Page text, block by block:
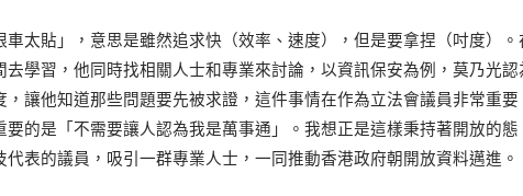
太貼」，意思是雖然追求快（效率、速度），但是要拿捏（吋度）。
學習，他同時找相關人士和專業來討論，以資訊保安為例，莫乃光認
讓他知道那些問題要先被求證，這件事情在作為立法會議員非常重要
的是「不需要讓人認為我是萬事通」。我想正是這樣秉持著開放的態
表的議員，吸引一群專業人士，一同推動香港政府朝開放資料邁進。